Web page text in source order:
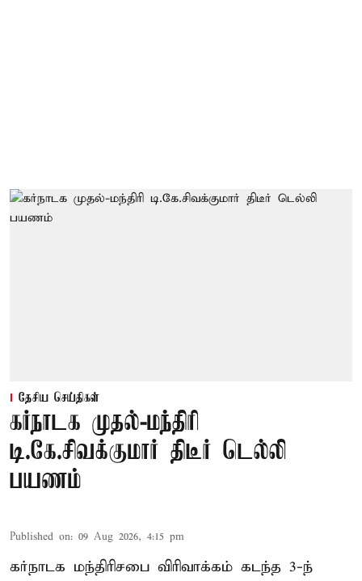
தேசிய செய்திகள்
கர்நாடக முதல்-மந்திரி
டி.கே.சிவக்குமார் திடீர் டெல்லி
பயணம்
Published on: 09 Aug 2026, 4:15 pm
கர்நாடக மந்திரிசபை விரிவாக்கம் கடந்த 3-ந்